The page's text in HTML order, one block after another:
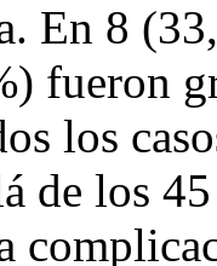
En 8
fueron
los
de los